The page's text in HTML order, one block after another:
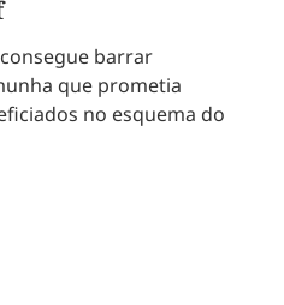
barrar
que prometia
no esquema do